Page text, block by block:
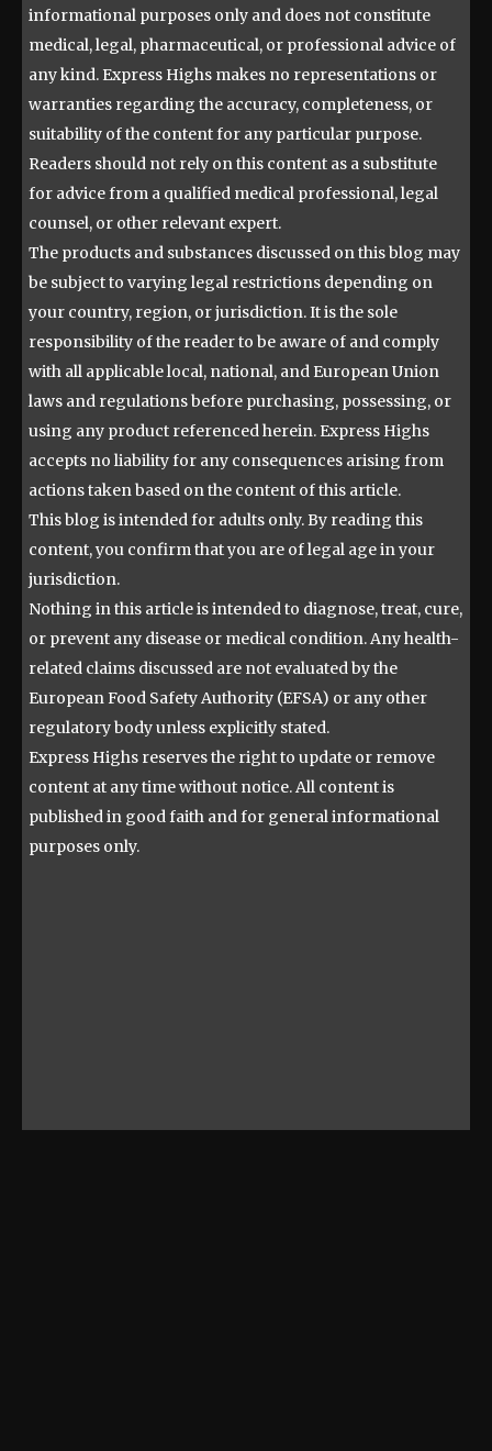
informational purposes only and does not constitute
medical, legal, pharmaceutical, or professional advice of
any kind. Express Highs makes no representations or
warranties regarding the accuracy, completeness, or
suitability of the content for any particular purpose.
Readers should not rely on this content as a substitute
for advice from a qualified medical professional, legal
counsel, or other relevant expert.
The products and substances discussed on this blog may
be subject to varying legal restrictions depending on
your country, region, or jurisdiction. It is the sole
responsibility of the reader to be aware of and comply
with all applicable local, national, and European Union
laws and regulations before purchasing, possessing, or
using any product referenced herein. Express Highs
accepts no liability for any consequences arising from
actions taken based on the content of this article.
This blog is intended for adults only. By reading this
content, you confirm that you are of legal age in your
jurisdiction.
Nothing in this article is intended to diagnose, treat, cure,
or prevent any disease or medical condition. Any health-
related claims discussed are not evaluated by the
European Food Safety Authority (EFSA) or any other
regulatory body unless explicitly stated.
Express Highs reserves the right to update or remove
content at any time without notice. All content is
published in good faith and for general informational
purposes only.